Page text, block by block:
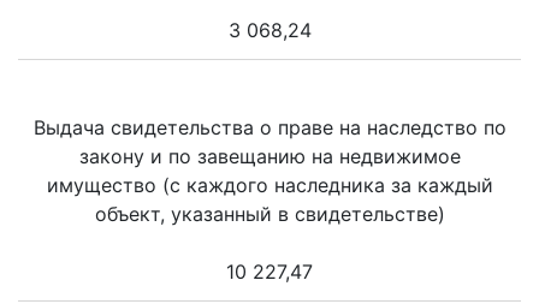
3 068,24
Выдача свидетельства о праве на наследство по
закону и по завещанию на недвижимое
имущество (с каждого наследника за каждый
объект, указанный в свидетельстве)
10 227,47